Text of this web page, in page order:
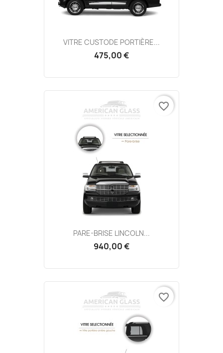
VITRE CUSTODE PORTIÈRE...
475,00 €
PARE-BRISE LINCOLN...
940,00 €
favorite_border
favorite_border